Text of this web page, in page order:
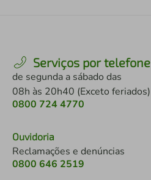
Serviços por telefone
de segunda a sábado das
08h às 20h40 (Exceto feriados)
0800 724 4770
Ouvidoria
Reclamações e denúncias
0800 646 2519